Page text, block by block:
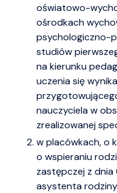
oświatowo-
ośrodkach
psychologiczno-
studiów
na kierunku
uczenia się
nauczyciela w
zrealizowanej
w placówkach, o
o wspieraniu
zastępczej z dnia
asystenta